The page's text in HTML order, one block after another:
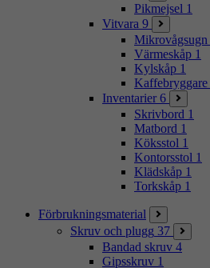
Pikmejsel 1
Vitvara 9
Mikrovågsugn
Värmeskåp 1
Kylskåp 1
Kaffebryggare
Inventarier 6
Skrivbord 1
Matbord 1
Köksstol 1
Kontorsstol 1
Klädskåp 1
Torkskåp 1
Förbrukningsmaterial
Skruv och plugg 37
Bandad skruv 4
Gipsskruv 1